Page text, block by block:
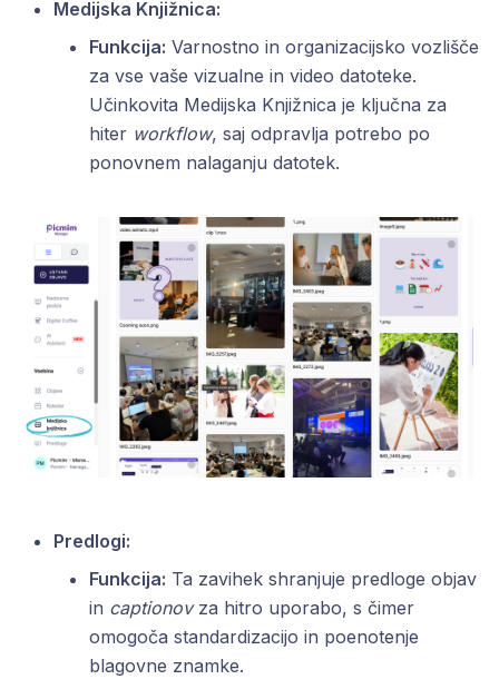
Medijska Knjižnica:
Funkcija: Varnostno in organizacijsko vozlišče
za vse vaše vizualne in video datoteke.
Učinkovita Medijska Knjižnica je ključna za
hiter workflow, saj odpravlja potrebo po
ponovnem nalaganju datotek.
Predlogi:
Funkcija: Ta zavihek shranjuje predloge objav
in captionovza hitro uporabo, s čimer
omogoča standardizacijo in poenotenje
blagovne znamke.